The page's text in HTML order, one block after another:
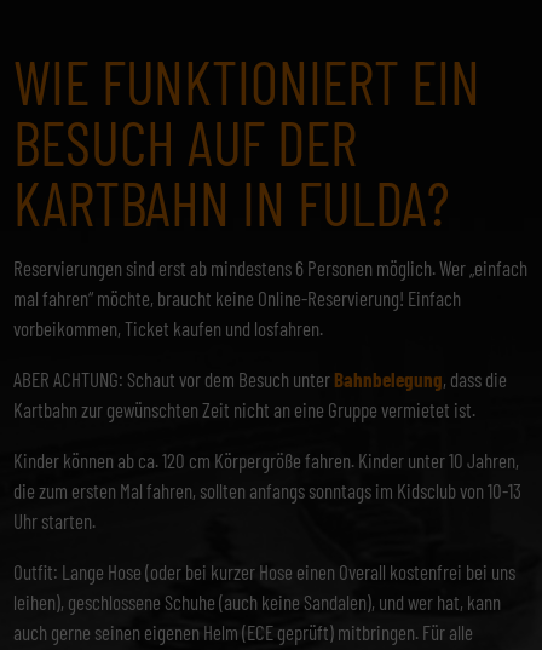
WIE FUNKTIONIERT EIN
BESUCH AUF DER
KARTBAHN IN FULDA?
Reservierungen sind erst ab mindestens 6 Personen möglich. Wer „einfach
mal fahren“ möchte, braucht keine Online-Reservierung! Einfach
vorbeikommen, Ticket kaufen und losfahren.
ABER ACHTUNG: Schaut vor dem Besuch unter Bahnbelegung, dass die
Kartbahn zur gewünschten Zeit nicht an eine Gruppe vermietet ist.
Kinder können ab ca. 120 cm Körpergröße fahren. Kinder unter 10 Jahren,
die zum ersten Mal fahren, sollten anfangs sonntags im Kidsclub von 10-13
Uhr starten.
Outfit: Lange Hose (oder bei kurzer Hose einen Overall kostenfrei bei uns
leihen), geschlossene Schuhe (auch keine Sandalen), und wer hat, kann
auch gerne seinen eigenen Helm (ECE geprüft) mitbringen. Für alle